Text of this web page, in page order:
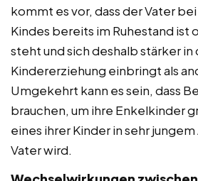
kommt es vor, dass der Vater
Kindes bereits im Ruhestand ist
steht und sich deshalb stärker in
Kindererziehung einbringt als
Umgekehrt kann es sein, dass
brauchen, um ihre Enkelkinder
eines ihrer Kinder in sehr
Vater wird.